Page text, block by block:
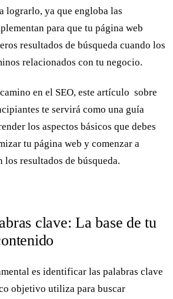
lograrlo, ya que engloba las
para que tu página web
resultados de búsqueda cuando los
relacionados con tu negocio.
en el SEO, este artículo sobre
te servirá como una guía
los aspectos básicos que debes
tu página web y comenzar a
los resultados de búsqueda.
clave: La base de tu
es identificar las palabras clave
objetivo utiliza para buscar